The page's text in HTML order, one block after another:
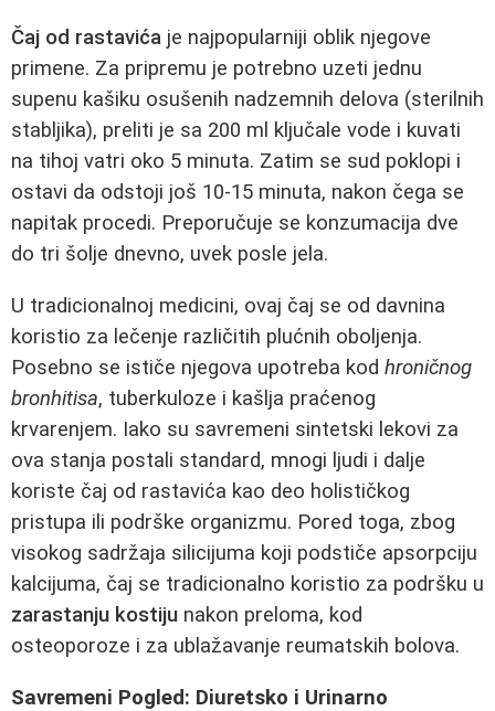
Čaj od rastavića je najpopularniji oblik njegove
primene. Za pripremu je potrebno uzeti jednu
supenu kašiku osušenih nadzemnih delova (sterilnih
stabljika), preliti je sa 200 ml ključale vode i kuvati
na tihoj vatri oko 5 minuta. Zatim se sud poklopi i
ostavi da odstoji još 10-15 minuta, nakon čega se
napitak procedi. Preporučuje se konzumacija dve
do tri šolje dnevno, uvek posle jela.
U tradicionalnoj medicini, ovaj čaj se od davnina
koristio za lečenje različitih plućnih oboljenja.
Posebno se ističe njegova upotreba kod hroničnog
bronhitisa, tuberkuloze i kašlja praćenog
krvarenjem. Iako su savremeni sintetski lekovi za
ova stanja postali standard, mnogi ljudi i dalje
koriste čaj od rastavića kao deo holističkog
pristupa ili podrške organizmu. Pored toga, zbog
visokog sadržaja silicijuma koji podstiče apsorpciju
kalcijuma, čaj se tradicionalno koristio za podršku u
zarastanju kostiju nakon preloma, kod
osteoporoze i za ublažavanje reumatskih bolova.
Savremeni Pogled: Diuretsko i Urinarno